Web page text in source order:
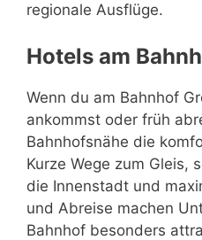
regionale Ausflüge.
Hotels am
Wenn du am Bahnhof
ankommst oder früh
Bahnhofsnähe die
Kurze Wege zum Gleis,
die Innenstadt und
und Abreise machen
Bahnhof besonders